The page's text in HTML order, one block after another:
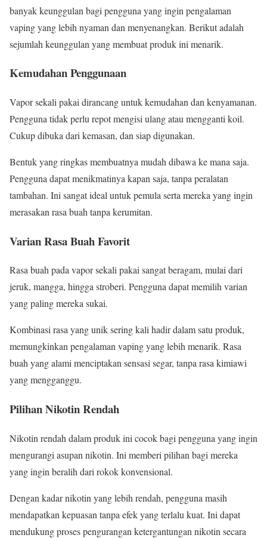
banyak keunggulan bagi pengguna yang ingin pengalaman
vaping yang lebih nyaman dan menyenangkan. Berikut adalah
sejumlah keunggulan yang membuat produk ini menarik.
Kemudahan Penggunaan
Vapor sekali pakai dirancang untuk kemudahan dan kenyamanan.
Pengguna tidak perlu repot mengisi ulang atau mengganti koil.
Cukup dibuka dari kemasan, dan siap digunakan.
Bentuk yang ringkas membuatnya mudah dibawa ke mana saja.
Pengguna dapat menikmatinya kapan saja, tanpa peralatan
tambahan. Ini sangat ideal untuk pemula serta mereka yang ingin
merasakan rasa buah tanpa kerumitan.
Varian Rasa Buah Favorit
Rasa buah pada vapor sekali pakai sangat beragam, mulai dari
jeruk, mangga, hingga stroberi. Pengguna dapat memilih varian
yang paling mereka sukai.
Kombinasi rasa yang unik sering kali hadir dalam satu produk,
memungkinkan pengalaman vaping yang lebih menarik. Rasa
buah yang alami menciptakan sensasi segar, tanpa rasa kimiawi
yang mengganggu.
Pilihan Nikotin Rendah
Nikotin rendah dalam produk ini cocok bagi pengguna yang ingin
mengurangi asupan nikotin. Ini memberi pilihan bagi mereka
yang ingin beralih dari rokok konvensional.
Dengan kadar nikotin yang lebih rendah, pengguna masih
mendapatkan kepuasan tanpa efek yang terlalu kuat. Ini dapat
mendukung proses pengurangan ketergantungan nikotin secara